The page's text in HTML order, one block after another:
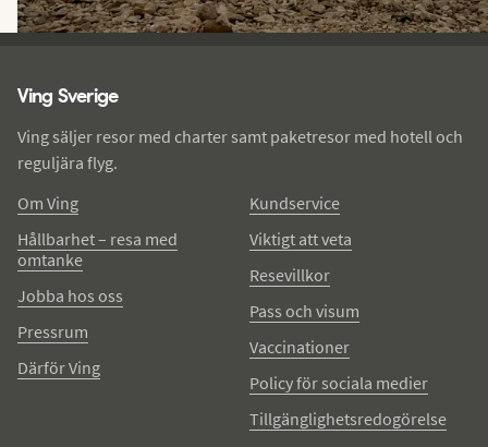
Ving Sverige
Ving säljer resor med charter samt paketresor med hotell och
reguljära flyg.
Om Ving
Hållbarhet – resa med
omtanke
Jobba hos oss
Pressrum
Därför Ving
Kundservice
Viktigt att veta
Resevillkor
Pass och visum
Vaccinationer
Policy för sociala medier
Tillgänglighetsredogörelse